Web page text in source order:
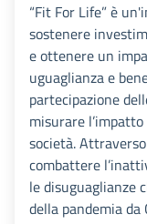
“Fit For Life” è
sostenere
e ottenere un
uguaglianza e
partecipazione
misurare
società.
combattere
le disuguaglianze
della pandemia da